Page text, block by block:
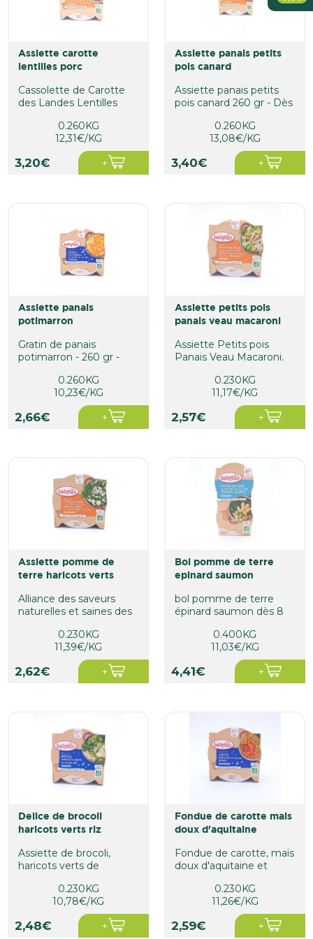
Maison
assiette carotte
lentilles porc
Cassolette de Carotte
des Landes Lentilles
Aquitaine au...
0.260KG
12,31€/KG
3,20€
assiette panais petits
pois canard
Assiette panais petits
pois canard 260 gr - Dès
0.260KG
13,08€/KG
3,40€
assiette panais
potimarron
Gratin de panais
potimarron - 260 gr -
0.260KG
10,23€/KG
2,66€
assiette petits pois
panais veau macaroni
Assiette Petits pois
Panais Veau Macaroni.
Contenance : 230g
0.230KG
11,17€/KG
2,57€
assiette pomme de
terre haricots verts
Alliance des saveurs
naturelles et saines des
0.230KG
11,39€/KG
2,62€
bol pomme de terre
epinard saumon
bol pomme de terre
épinard saumon dès 8
0.400KG
11,03€/KG
4,41€
delice de brocoli
haricots verts riz
Assiette de brocoli,
haricots verts de
mois avec...0.230KG
10,78€/KG
2,48€
fondue de carotte mais
doux d'aquitaine
Fondue de carotte, maïs
doux d'aquitaine et
0.230KG
11,26€/KG
2,59€